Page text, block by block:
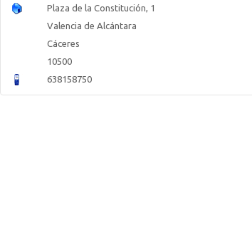
Plaza de la Constitución, 1
Valencia de Alcántara
Cáceres
10500
638158750